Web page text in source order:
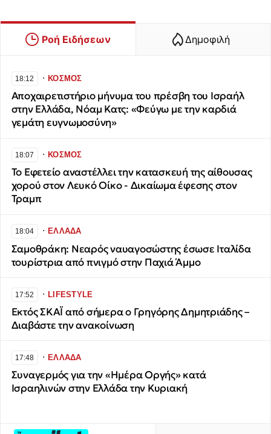
Ροή Ειδήσεων Δημοφιλή
18:12 ∙ΚΟΣΜΟΣ
Αποχαιρετιστήριο μήνυμα του πρέσβη του Ισραήλ
στην Ελλάδα, Νόαμ Κατς: «Φεύγω με την καρδιά
γεμάτη ευγνωμοσύνη»
18:07 ∙ΚΟΣΜΟΣ
Το Εφετείο αναστέλλει την κατασκευή της αίθουσας
χορού στον Λευκό Οίκο - Δικαίωμα έφεσης στον
Τραμπ
18:04 ∙ΕΛΛΑΔΑ
Σαμοθράκη: Νεαρός ναυαγοσώστης έσωσε Ιταλίδα
τουρίστρια από πνιγμό στην Παχιά Άμμο
17:52 ∙LIFESTYLE
Εκτός ΣΚΑΪ από σήμερα ο Γρηγόρης Δημητριάδης –
Διαβάστε την ανακοίνωση
17:48 ∙ΕΛΛΑΔΑ
Συναγερμός για την «Ημέρα Οργής» κατά
Ισραηλινών στην Ελλάδα την Κυριακή